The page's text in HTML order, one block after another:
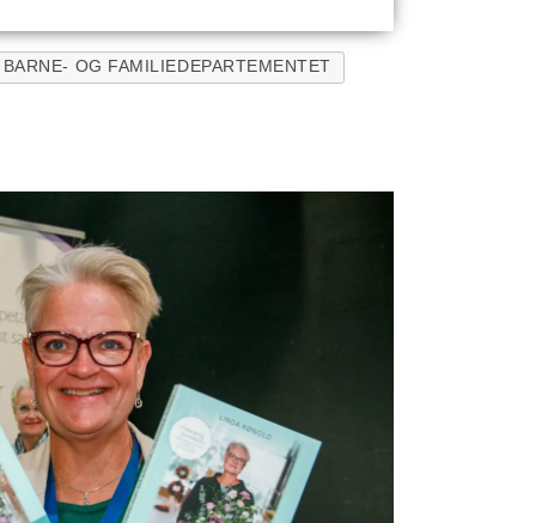
BARNE- OG FAMILIEDEPARTEMENTET